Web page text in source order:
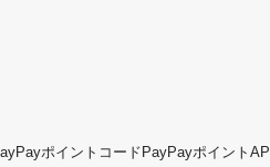
ポイントコードPayPayポイントAPI